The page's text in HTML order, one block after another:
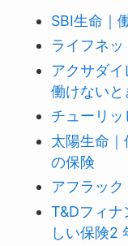
SBI生命｜
ライフネ
アクサダ
働けないと
チューリ
太陽生命
の保険
アフラッ
T&Dフィナ
しい保険2